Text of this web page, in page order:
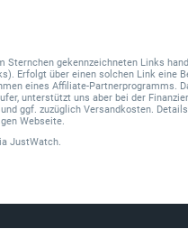
Sternchen gekennzeichneten Links
Erfolgt über einen solchen Link eine
eines Affiliate-Partnerprogramms.
unterstützt uns aber bei der
ggf. zuzüglich Versandkosten.
Webseite.
JustWatch.